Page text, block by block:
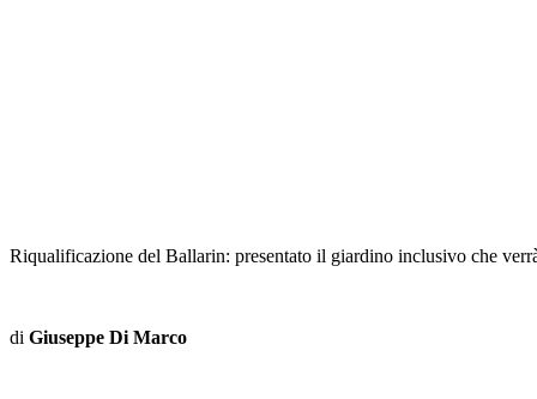
Riqualificazione del Ballarin: presentato il giardino inclusivo che
di Giuseppe Di Marco